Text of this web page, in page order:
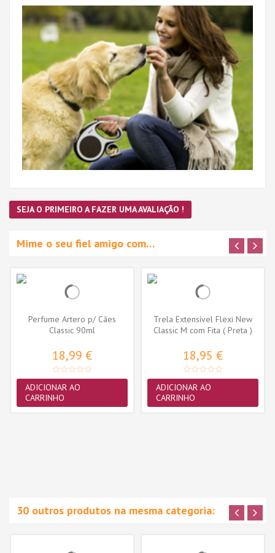
SEJA O PRIMEIRO A FAZER UMA AVALIAÇÃO !
Mime o seu fiel amigo com…
Perfume Artero p/ Cães
Classic 90ml
18,99 €
ADICIONAR AO
CARRINHO
Trela Extensível Flexi New
Classic M com Fita ( Preta )
18,95 €
ADICIONAR AO
CARRINHO
30 outros produtos na mesma categoria: